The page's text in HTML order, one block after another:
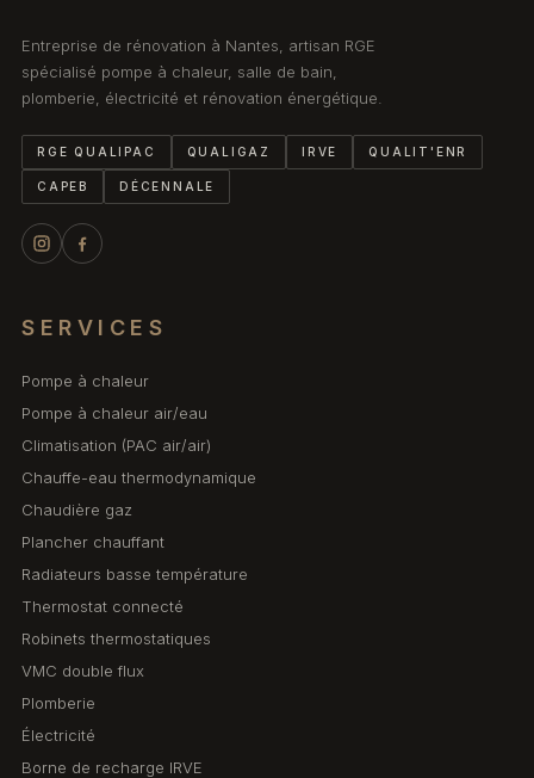
Entreprise de rénovation à Nantes, artisan RGE
spécialisé pompe à chaleur, salle de bain,
plomberie, électricité et rénovation énergétique.
RGE QUALIPAC QUALIGAZ IRVE QUALIT'ENR
CAPEB DÉCENNALE
SERVICES
Pompe à chaleur
Pompe à chaleur air/eau
Climatisation (PAC air/air)
Chauffe-eau thermodynamique
Chaudière gaz
Plancher chauffant
Radiateurs basse température
Thermostat connecté
Robinets thermostatiques
VMC double flux
Plomberie
Électricité
Borne de recharge IRVE